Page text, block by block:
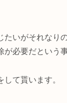
たいがそれなり
が必要だという
て貰います。